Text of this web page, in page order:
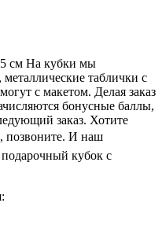
см На кубки мы
таблички с
с макетом. Делая заказ
бонусные баллы,
заказ. Хотите
позвоните. И наш
кубок с
: